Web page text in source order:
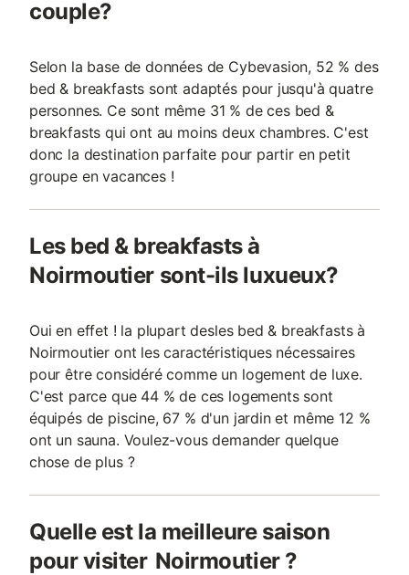
couple?
Selon la base de données de Cybevasion, 52 % des
bed & breakfasts sont adaptés pour jusqu'à quatre
personnes. Ce sont même 31 % de ces bed &
breakfasts qui ont au moins deux chambres. C'est
donc la destination parfaite pour partir en petit
groupe en vacances !
Les bed & breakfasts à
Noirmoutier sont-ils luxueux?
Oui en effet ! la plupart desles bed & breakfasts à
Noirmoutier ont les caractéristiques nécessaires
pour être considéré comme un logement de luxe.
C'est parce que 44 % de ces logements sont
équipés de piscine, 67 % d'un jardin et même 12 %
ont un sauna. Voulez-vous demander quelque
chose de plus ?
Quelle est la meilleure saison
pour visiter Noirmoutier ?